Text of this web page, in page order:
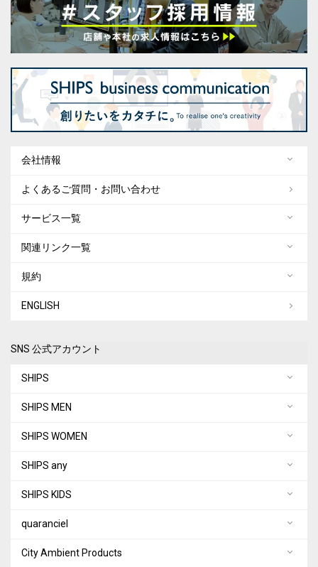
会社情報
よくあるご質問・お問い合わせ
サービス一覧
関連リンク一覧
規約
ENGLISH
SNS 公式アカウント
SHIPS
SHIPS MEN
SHIPS WOMEN
SHIPS any
SHIPS KIDS
quaranciel
City Ambient Products